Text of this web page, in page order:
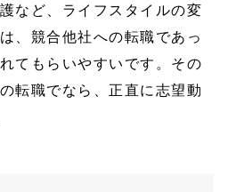
など、ライフスタイルの変
、競合他社への転職であっ
てもらいやすいです。その
転職でなら、正直に志望動